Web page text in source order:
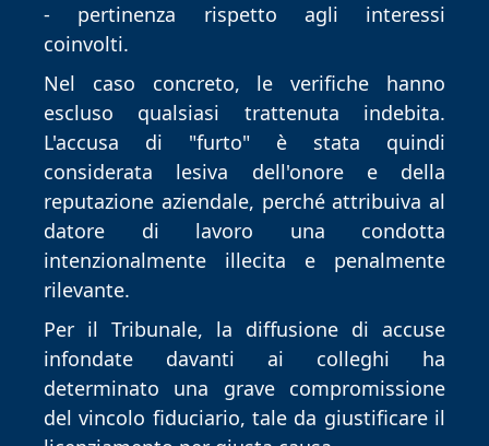
- pertinenza rispetto agli interessi
coinvolti.
Nel caso concreto, le verifiche hanno
escluso qualsiasi trattenuta indebita.
L'accusa di "furto" è stata quindi
considerata lesiva dell'onore e della
reputazione aziendale, perché attribuiva al
datore di lavoro una condotta
intenzionalmente illecita e penalmente
rilevante.
Per il Tribunale, la diffusione di accuse
infondate davanti ai colleghi ha
determinato una grave compromissione
del vincolo fiduciario, tale da giustificare il